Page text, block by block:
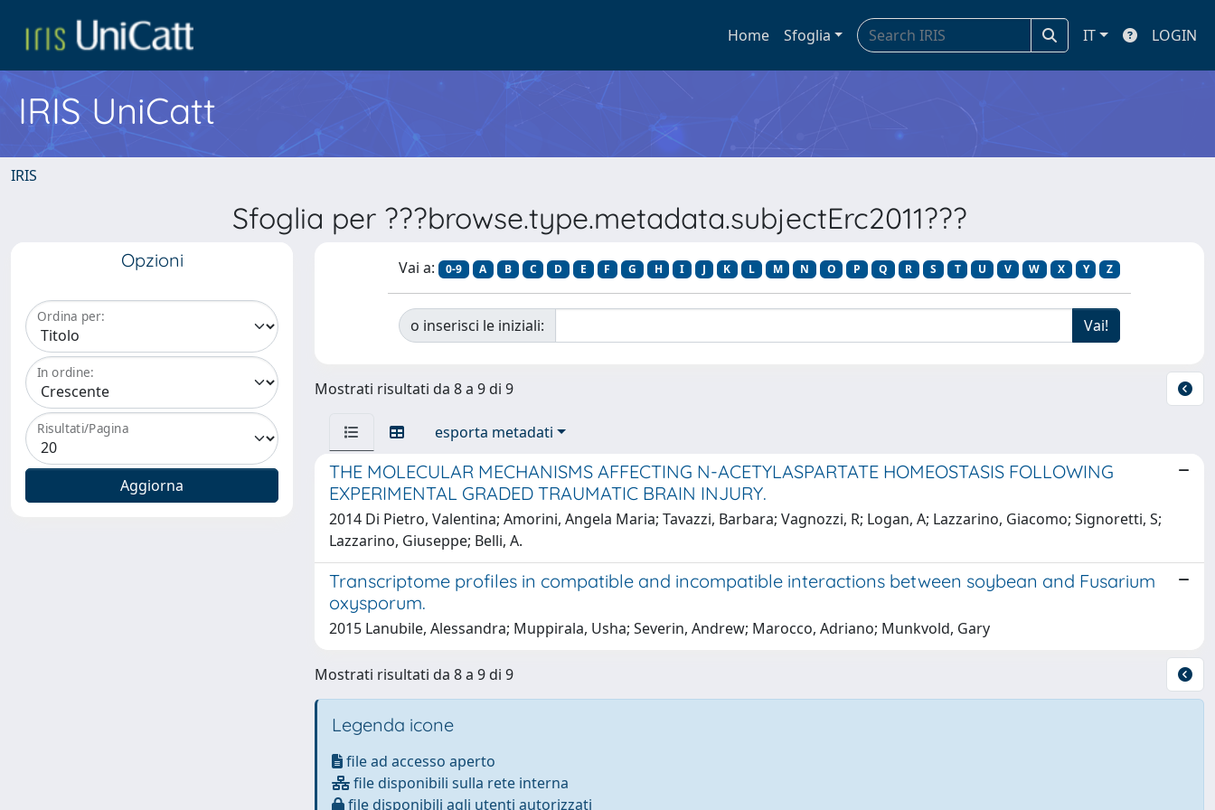
Home Sfoglia IT LOGIN
IRIS UniCatt
IRIS
Sfoglia per ???browse.type.metadata.subjectErc2011???
Opzioni
Ordina per:
In ordine:
Risultati/Pagina
Vai a: 0-9 A B C D E F G H I J K L M N O P Q R S T U V W X Y Z
o inserisci le iniziali:
Mostrati risultati da 8 a 9 di 9
esporta metadati
THE MOLECULAR MECHANISMS AFFECTING N-ACETYLASPARTATE HOMEOSTASIS FOLLOWING
EXPERIMENTAL GRADED TRAUMATIC BRAIN INJURY.
2014 Di Pietro, Valentina; Amorini, Angela Maria; Tavazzi, Barbara; Vagnozzi, R; Logan, A; Lazzarino, Giacomo; Signoretti, S;
Lazzarino, Giuseppe; Belli, A.
Transcriptome profiles in compatible and incompatible interactions between soybean and Fusarium
oxysporum.
2015 Lanubile, Alessandra; Muppirala, Usha; Severin, Andrew; Marocco, Adriano; Munkvold, Gary
Mostrati risultati da 8 a 9 di 9
Legenda icone
file ad accesso aperto
file disponibili sulla rete interna
file disponibili agli utenti autorizzati